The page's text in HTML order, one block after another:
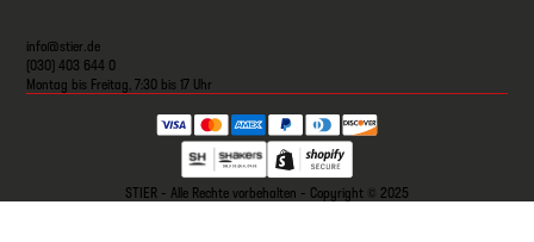
info@stier.de
(030) 403 644 0
Montag bis Freitag, 7:30 bis 17 Uhr
STIER - Alle Rechte vorbehalten - Copyright © 2025